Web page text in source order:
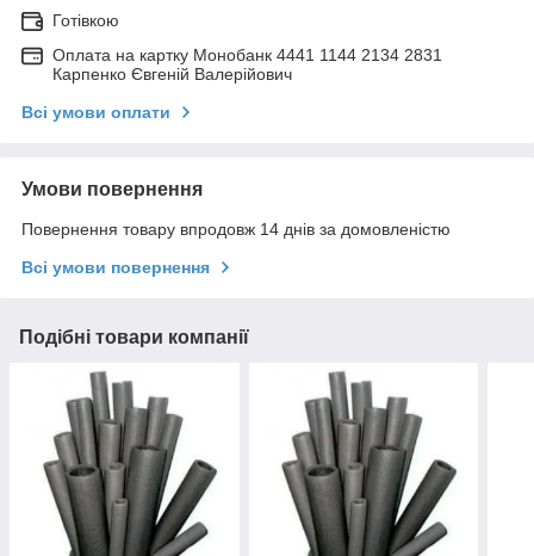
Готівкою
Оплата на картку Монобанк 4441 1144 2134 2831
Карпенко Євгеній Валерійович
Всі умови оплати
Умови повернення
Повернення товару впродовж 14 днів за домовленістю
Всі умови повернення
Подібні товари компанії